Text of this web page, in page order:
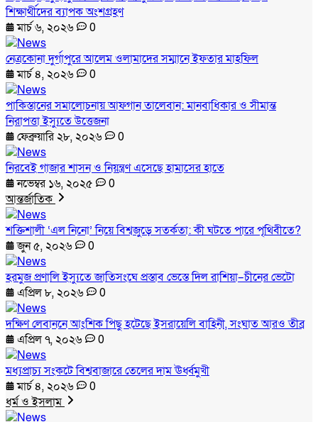
শিক্ষার্থীদের ব্যাপক অংশগ্রহণ
মার্চ ৬, ২০২৬
0
নেত্রকোনা দুর্গাপুরে আলেম ওলামাদের সম্মানে ইফতার মাহফিল
মার্চ ৪, ২০২৬
0
পাকিস্তানের সমালোচনায় আফগান তালেবান: মানবাধিকার ও সীমান্ত
নিরাপত্তা ইস্যুতে উত্তেজনা
ফেব্রুয়ারি ২৮, ২০২৬
0
নিরবেই গাজার শাসন ও নিয়ন্ত্রণ এসেছে হামাসের হাতে
নভেম্বর ১৬, ২০২৫
0
আন্তর্জাতিক
শক্তিশালী ‘এল নিনো’ নিয়ে বিশ্বজুড়ে সতর্কতা: কী ঘটতে পারে পৃথিবীতে?
জুন ৫, ২০২৬
0
হরমুজ প্রণালি ইস্যুতে জাতিসংঘে প্রস্তাব ভেস্তে দিল রাশিয়া–চীনের ভেটো
এপ্রিল ৮, ২০২৬
0
দক্ষিণ লেবাননে আংশিক পিছু হটেছে ইসরায়েলি বাহিনী, সংঘাত আরও তীব্র
এপ্রিল ৭, ২০২৬
0
মধ্যপ্রাচ্য সংকটে বিশ্ববাজারে তেলের দাম ঊর্ধ্বমুখী
মার্চ ৪, ২০২৬
0
ধর্ম ও ইসলাম